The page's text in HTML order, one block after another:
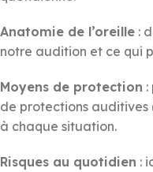
Anatomie de l’oreille :
notre audition et ce qui
Moyens de protection :
de protections auditives
à chaque situation.
Risques au quotidien :